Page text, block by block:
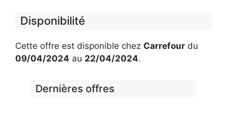
Disponibilité
Cette offre est disponible chez Carrefour du
09/04/2024 au 22/04/2024.
Dernières offres